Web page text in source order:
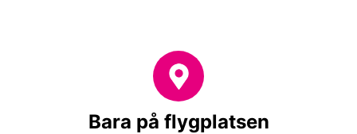
Bara på flygplatsen